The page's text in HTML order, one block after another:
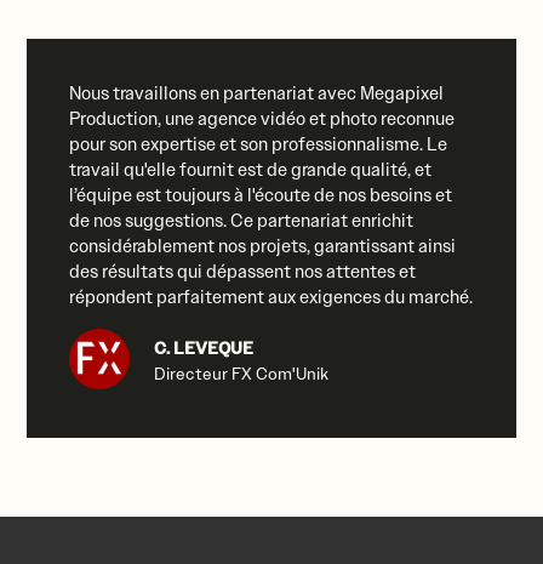
Nous travaillons en partenariat avec Megapixel
Production, une agence vidéo et photo reconnue
pour son expertise et son professionnalisme. Le
travail qu'elle fournit est de grande qualité, et
l’équipe est toujours à l'écoute de nos besoins et
de nos suggestions. Ce partenariat enrichit
considérablement nos projets, garantissant ainsi
des résultats qui dépassent nos attentes et
répondent parfaitement aux exigences du marché.
C. LEVEQUE
Directeur FX Com'Unik